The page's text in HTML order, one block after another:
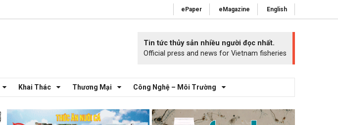
ePaper eMagazine English
Tin tức thủy sản nhiều người đọc nhất.
Official press and news for Vietnam fisheries
Khai Thác Thương Mại Công Nghệ – Môi Trường